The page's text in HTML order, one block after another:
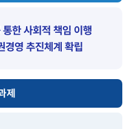
한 사회적 책임 이행
경영 추진체계 확립
제